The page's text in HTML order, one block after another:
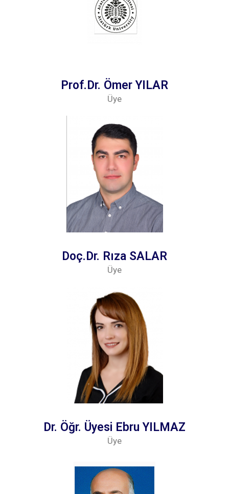
Prof.Dr. Ömer YILAR
Üye
Doç.Dr. Rıza SALAR
Üye
Dr. Öğr. Üyesi Ebru YILMAZ
Üye